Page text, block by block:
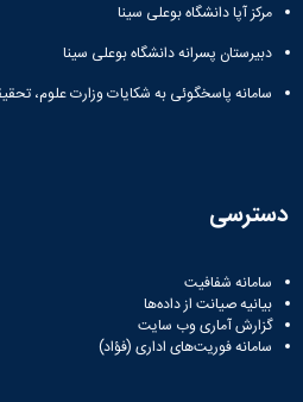
مرکز آپا دانشگاه بوعلی سینا
دبیرستان پسرانه دانشگاه بوعلی سینا
سامانه پاسخگوئی به شکایات وزارت علوم،
دسترسی
سامانه شفافیت
بیانیه صیانت از داده‌ها
گزارش آماری وب‌ سایت
سامانه فوریت‌های اداری (فؤاد)